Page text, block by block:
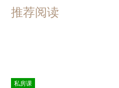
推荐阅读
私房课